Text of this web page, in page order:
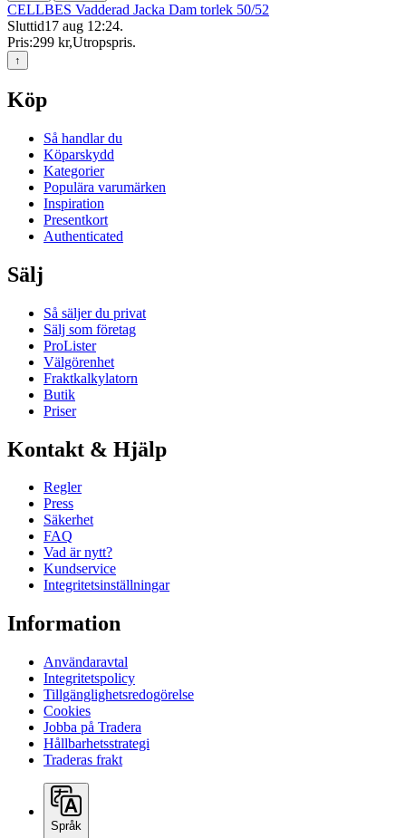
CELLBES Vadderad Jacka Dam torlek 50/52
Sluttid17 aug 12:24.
Pris:299 kr,Utropspris.
↑
Köp
Så handlar du
Köparskydd
Kategorier
Populära varumärken
Inspiration
Presentkort
Authenticated
Sälj
Så säljer du privat
Sälj som företag
ProLister
Välgörenhet
Fraktkalkylatorn
Butik
Priser
Kontakt & Hjälp
Regler
Press
Säkerhet
FAQ
Vad är nytt?
Kundservice
Integritetsinställningar
Information
Användaravtal
Integritetspolicy
Tillgänglighetsredogörelse
Cookies
Jobba på Tradera
Hållbarhetsstrategi
Traderas frakt
Språk